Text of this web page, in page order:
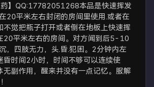
.药】QQ:17782051268本品是快速挥发
20平米左右封闭的房间里使用.或者在
不觉把瓶子打开或者倒在地板上快速挥
20平米左右的房间。对方闻到后5-10
，四肢无力，头.昏.犯困。2分钟内左
昏时间2小时，时间不够可以连续使
无副作用，醒来并没有一点记忆。服解